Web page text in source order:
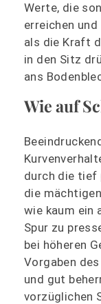
Werte, die
erreichen
als die Kraft
in den Sitz
ans
Wie auf
durch die tief
die
wie kaum ein
Spur zu
bei höheren
Vorgaben
und gut
vorzüglichen